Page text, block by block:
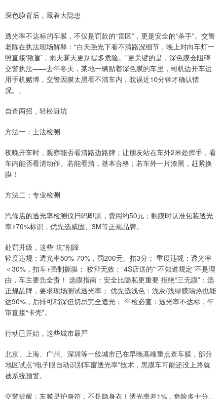
深色膜背后，藏着大隐患
透光率不达标的车膜，不仅是罚款的“雷区”，更是安全的“杀手”。交警
老陈在执法现场解释：“白天强光下看不清路况细节，晚上对向车灯一
照直接‘致盲’，雨天雾天更别提多危险。”更关键的是，深色膜会阻碍
交警执法——去年冬天，某地一辆贴着深色膜的车里，司机边开车边
用手机赌博，交警因膜太黑看不清车内，耽误近10分钟才确认情
况。、
自查两招，轻松避坑
方法一：土法检测
夜晚开车时，观察能否看清路边路牌；让朋友站在车外2米处挥手，看
车内能否看清动作。若能看清，基本合格；若车外一片漆黑，赶紧换
膜！
方法二：专业检测
汽修店的透光率检测仪扫码即测，费用约50元；购膜时认准包装透光
率≥70%标识，优先选威固、3M等正规品牌。
处罚升级，这些“坑”别踩
轻度违规：透光率50%-70%，罚200元、扣3分； 重度违规：透光率
＜30%，扣车+强制撕膜； 狡辩无效：“4S店送的”“不知道规定”不是理
由，车主要负全责！ 选膜指南：安全比隐私更重要 拒绝“三无膜”：选
正规品牌，要求现场测试透光率； 优先选浅色：浅灰/浅绿膜隔热也能
达90%，后排可稍深但切忌完全遮光； 年检必查：透光率不达标，年
审直接“卡壳”。
行动已开始，这些城市最严
北京、上海、广州、深圳等一线城市已在早晚高峰重点查车膜，部分
地区试点“电子眼自动识别车窗透光率”技术，黑膜车可能还没上路就
被系统预警。
交警提醒：车膜是护身符，不是隐身衣！透光率差1%，危险多十分。